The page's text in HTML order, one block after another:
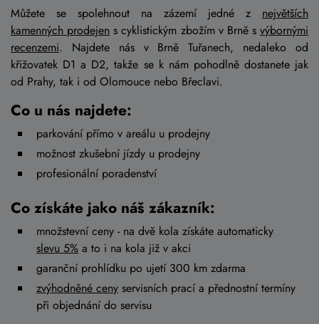
Můžete se spolehnout na zázemí jedné z největších
kamenných prodejen s cyklistickým zbožím v Brně s výbornými
recenzemi. Najdete nás v Brně Tuřanech, nedaleko od
křižovatek D1 a D2, takže se k nám pohodlně dostanete jak
od Prahy, tak i od Olomouce nebo Břeclavi.
Co u nás najdete:
parkování přímo v areálu u prodejny
možnost zkušební jízdy u prodejny
profesionální poradenství
Co získáte jako náš zákazník:
množstevní ceny - na dvě kola získáte automaticky
slevu 5% a to i na kola již v akci
garanční prohlídku po ujetí 300 km zdarma
zvýhodněné ceny servisních prací a přednostní termíny
při objednání do servisu